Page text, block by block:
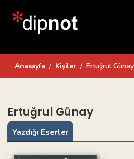
Anasayfa Kişiler Ertuğrul Günay
Ertuğrul Günay
Yazdığı Eserler